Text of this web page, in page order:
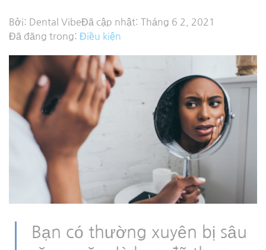
Bởi: Dental VibeĐã cập nhật: Tháng 6 2, 2021
Đã đăng trong: Điều kiện
Bạn có thường xuyên bị sâu